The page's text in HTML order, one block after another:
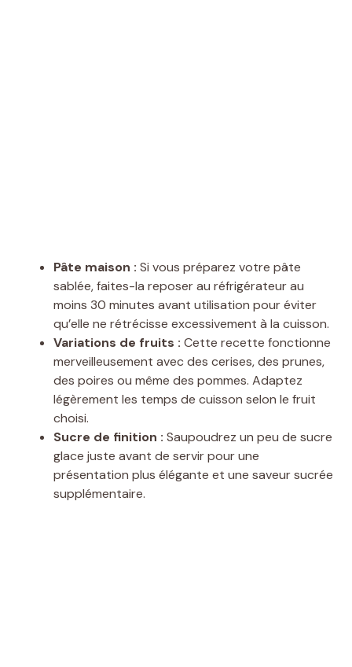
Pâte maison : Si vous préparez votre pâte
sablée, faites-la reposer au réfrigérateur au
moins 30 minutes avant utilisation pour éviter
qu’elle ne rétrécisse excessivement à la cuisson.
Variations de fruits : Cette recette fonctionne
merveilleusement avec des cerises, des prunes,
des poires ou même des pommes. Adaptez
légèrement les temps de cuisson selon le fruit
choisi.
Sucre de finition : Saupoudrez un peu de sucre
glace juste avant de servir pour une
présentation plus élégante et une saveur sucrée
supplémentaire.